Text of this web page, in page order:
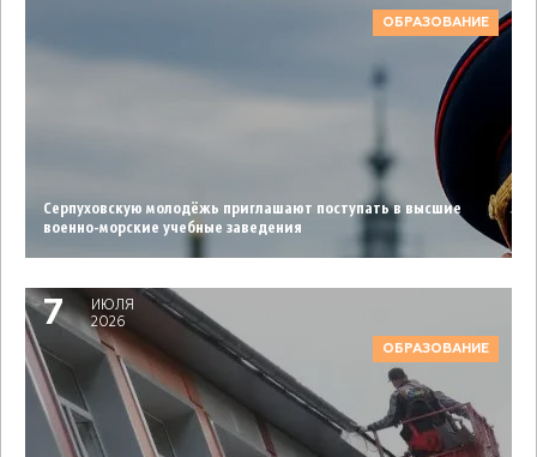
ОБРАЗОВАНИЕ
Серпуховcкую молодёжь приглашают поступать в высшие
военно-морские учебные заведения
7
ИЮЛЯ
2026
ОБРАЗОВАНИЕ